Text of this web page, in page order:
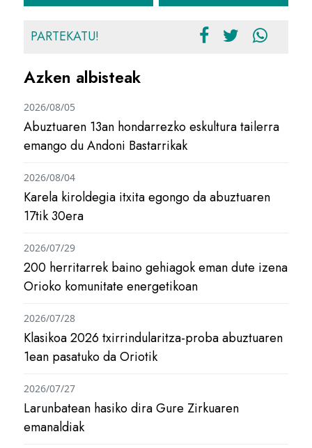
PARTEKATU!
Azken albisteak
Abuztuaren 13an hondarrezko eskultura tailerra
emango du Andoni Bastarrikak
2026/08/05
Karela kiroldegia itxita egongo da abuztuaren
17tik 30era
2026/08/04
200 herritarrek baino gehiagok eman dute izena
Orioko komunitate energetikoan
2026/07/29
Klasikoa 2026 txirrindularitza-proba abuztuaren
1ean pasatuko da Oriotik
2026/07/28
Larunbatean hasiko dira Gure Zirkuaren
emanaldiak
2026/07/27